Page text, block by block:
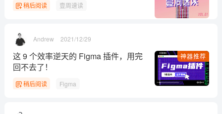
稍后阅读 壹周速读
Andrew 2021/12/29
神器推荐
这 9 个效率逆天的 Figma 插件，用完
回不去了！
稍后阅读 Figma